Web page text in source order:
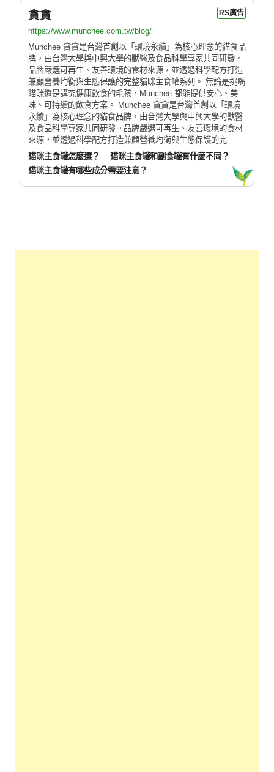
貪貪 RS廣告
https://www.munchee.com.tw/blog/
Munchee 貪貪是台灣首創以「環境永續」為核心理念的貓食品
牌，由台灣大學與中興大學的獸醫及食品科學專家共同研發。
品牌嚴選可再生、友善環境的食材來源，並透過科學配方打造
兼顧營養均衡與生態保護的完整貓咪主食罐系列。 無論是挑嘴
貓咪還是講究健康飲食的毛孩，Munchee 都能提供安心、美
味、可持續的飲食方案。 Munchee 貪貪是台灣首創以「環境
永續」為核心理念的貓食品牌，由台灣大學與中興大學的獸醫
及食品科學專家共同研發。品牌嚴選可再生、友善環境的食材
來源，並透過科學配方打造兼顧營養均衡與生態保護的完
貓咪主食罐怎麼選？
貓咪主食罐和副食罐有什麼不同？
貓咪主食罐有哪些成分需要注意？